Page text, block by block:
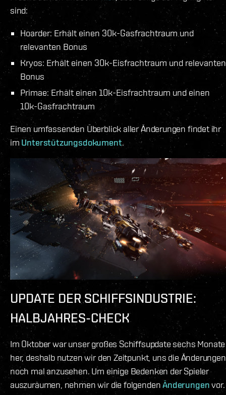
sind:
Hoarder: Erhält einen 30k-Gasfrachtraum und
relevanten Bonus
Kryos: Erhält einen 30k-Eisfrachtraum und relevanten
Bonus
Primae: Erhält einen 10k-Eisfrachtraum und einen
10k-Gasfrachtraum
Einen umfassenden Überblick aller Änderungen findet ihr
im Unterstützungsdokument.
UPDATE DER SCHIFFSINDUSTRIE:
HALBJAHRES-CHECK
Im Oktober war unser großes Schiffsupdate sechs Monate
her, deshalb nutzen wir den Zeitpunkt, uns die Änderungen
noch mal anzusehen. Um einige Bedenken der Spieler
auszuräumen, nehmen wir die folgendenÄnderungenvor.